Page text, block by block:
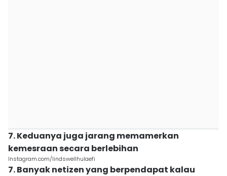
7. Keduanya juga jarang memamerkan
kemesraan secara berlebihan
Instagram.com/lindswellhulaefi
7. Banyak netizen yang berpendapat kalau